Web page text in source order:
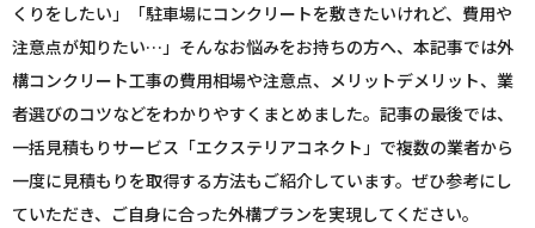
くりをしたい」「駐車場にコンクリートを敷きたいけれど、費用や
注意点が知りたい…」そんなお悩みをお持ちの方へ、本記事では外
構コンクリート工事の費用相場や注意点、メリットデメリット、業
者選びのコツなどをわかりやすくまとめました。記事の最後では、
一括見積もりサービス「エクステリアコネクト」で複数の業者から
一度に見積もりを取得する方法もご紹介しています。ぜひ参考にし
ていただき、ご自身に合った外構プランを実現してください。